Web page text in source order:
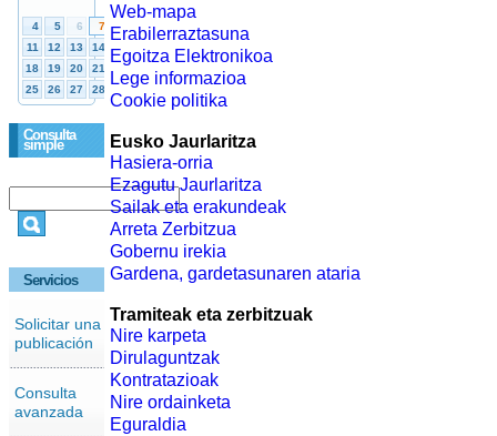
Consulta
simple
Servicios
Solicitar una
publicación
Consulta
avanzada
Web-mapa
Erabilerraztasuna
Egoitza Elektronikoa
Lege informazioa
Cookie politika
Eusko Jaurlaritza
Hasiera-orria
Ezagutu Jaurlaritza
Sailak eta erakundeak
Arreta Zerbitzua
Gobernu irekia
Gardena, gardetasunaren ataria
Tramiteak eta zerbitzuak
Nire karpeta
Dirulaguntzak
Kontratazioak
Nire ordainketa
Eguraldia